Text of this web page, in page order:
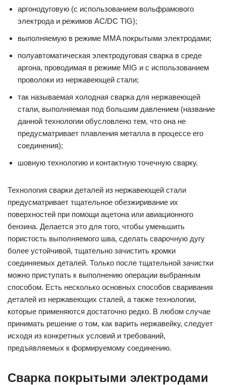
аргонодуговую (с использованием вольфрамового
электрода и режимов AC/DC TIG);
выполняемую в режиме MMA покрытыми электродами;
полуавтоматическая электродуговая сварка в среде
аргона, проводимая в режиме MIG и с использованием
проволоки из нержавеющей стали;
так называемая холодная сварка для нержавеющей
стали, выполняемая под большим давлением (название
данной технологии обусловлено тем, что она не
предусматривает плавления металла в процессе его
соединения);
шовную технологию и контактную точечную сварку.
Технология сварки деталей из нержавеющей стали
предусматривает тщательное обезжиривание их
поверхностей при помощи ацетона или авиационного
бензина. Делается это для того, чтобы уменьшить
пористость выполняемого шва, сделать сварочную дугу
более устойчивой, тщательно зачистить кромки
соединяемых деталей. Только после тщательной зачистки
можно приступать к выполнению операции выбранным
способом. Есть несколько основных способов сваривания
деталей из нержавеющих сталей, а также технологии,
которые применяются достаточно редко. В любом случае
принимать решение о том, как варить нержавейку, следует
исходя из конкретных условий и требований,
предъявляемых к формируемому соединению.
Сварка покрытыми электродами